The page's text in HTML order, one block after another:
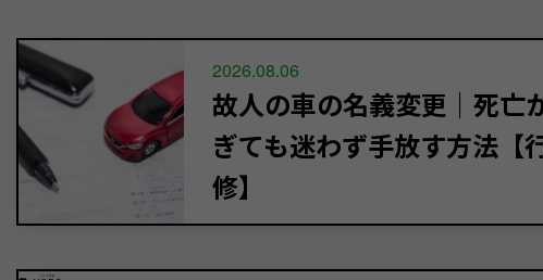
2026.08.06
故人の車の名義変更｜死亡
ぎても迷わず手放す方法【
修】